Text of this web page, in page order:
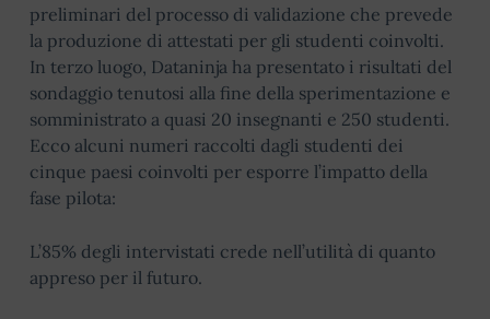
preliminari del processo di validazione che prevede
la produzione di attestati per gli studenti coinvolti.
In terzo luogo, Dataninja ha presentato i risultati del
sondaggio tenutosi alla fine della sperimentazione e
somministrato a quasi 20 insegnanti e 250 studenti.
Ecco alcuni numeri raccolti dagli studenti dei
cinque paesi coinvolti per esporre l’impatto della
fase pilota:
L’85% degli intervistati crede nell’utilità di quanto
appreso per il futuro.